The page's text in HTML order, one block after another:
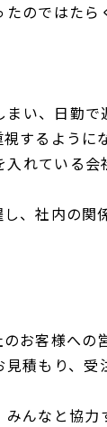
のではた
い、日勤
するように
れている
、社内の関
お客様への
積もり、
んなと協